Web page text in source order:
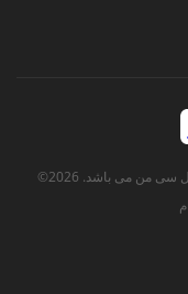
من می باشد. 2026©